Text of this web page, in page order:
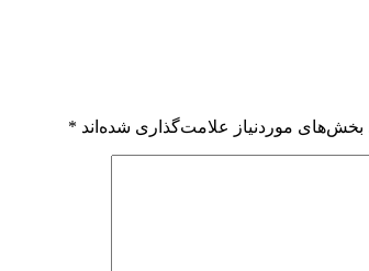
بخش‌های موردنیاز علامت‌گذاری شده‌اند *